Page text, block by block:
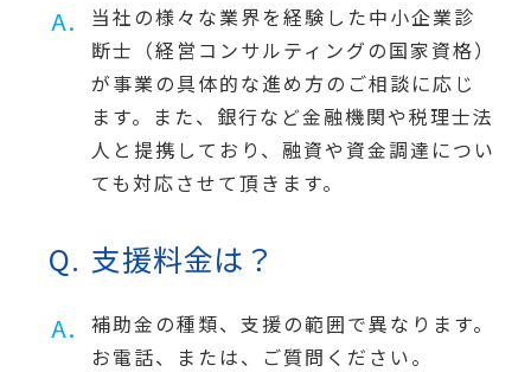
当社の様々な業界を経験した中小企業診
断士（経営コンサルティングの国家資格）
が事業の具体的な進め方のご相談に応じ
ます。また、銀行など金融機関や税理士法
人と提携しており、融資や資金調達につい
ても対応させて頂きます。
支援料金は？
補助金の種類、支援の範囲で異なります。
お電話、または、ご質問ください。